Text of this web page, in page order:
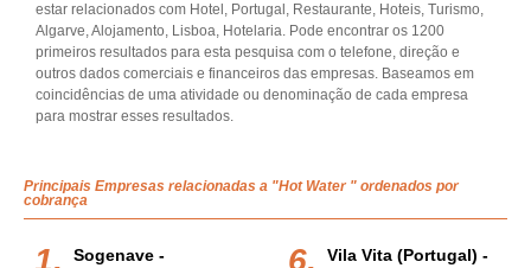
estar relacionados com Hotel, Portugal, Restaurante, Hoteis, Turismo,
Algarve, Alojamento, Lisboa, Hotelaria. Pode encontrar os 1200
primeiros resultados para esta pesquisa com o telefone, direção e
outros dados comerciais e financeiros das empresas. Baseamos em
coincidências de uma atividade ou denominação de cada empresa
para mostrar esses resultados.
Principais Empresas relacionadas a "Hot Water " ordenados por
cobrança
Sogenave -
Vila Vita (portugal) -